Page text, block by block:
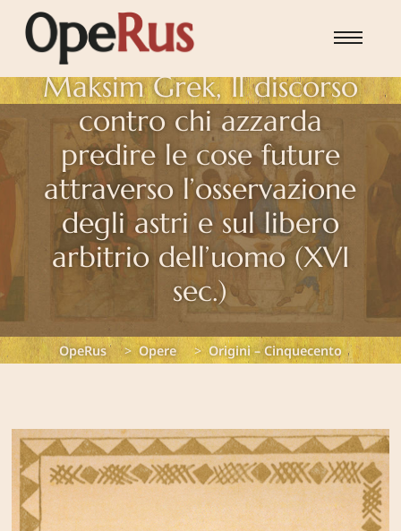
Skip to main content
You are here:
Maksim Grek, Il discorso
contro chi azzarda
predire le cose future
attraverso l’osservazione
degli astri e sul libero
arbitrio dell’uomo (XVI
sec.)
OpeRus Opere Origini – Cinquecento